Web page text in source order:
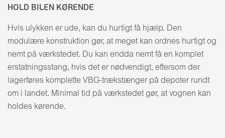
HOLD BILEN KØRENDE
Hvis ulykken er ude, kan du hurtigt få hjælp. Den
modulære konstruktion gør, at meget kan ordnes hurtigt og
nemt på værkstedet. Du kan endda nemt få en komplet
erstatningsstang, hvis det er nødvendigt, eftersom der
lagerføres komplette VBG-trækstænger på depoter rundt
om i landet. Minimal tid på værkstedet gør, at vognen kan
holdes kørende.